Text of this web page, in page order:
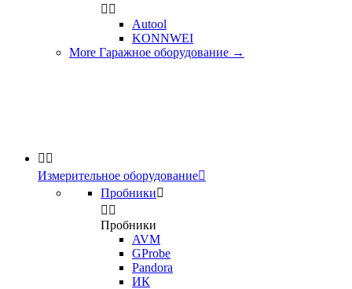
 
Autool
KONNWEI
More Гаражное оборудование →
 
Измерительное оборудование
Пробники
 
Пробники
AVM
GProbe
Pandora
ИК